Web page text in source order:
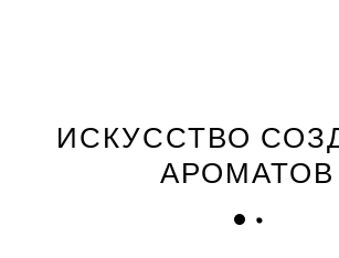
ИСКУССТВО
АРОМАТОВ